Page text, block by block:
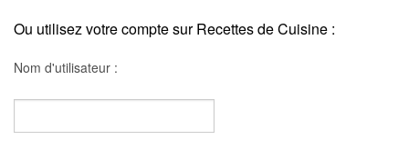
Ou utilisez votre compte sur Recettes de Cuisine :
Nom d'utilisateur :